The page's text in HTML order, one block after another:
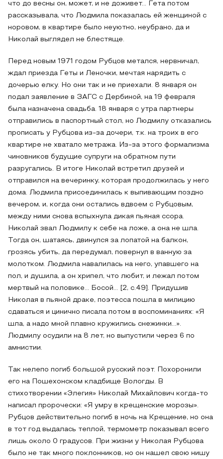
что до весны он, может, и не доживет… Гета потом
рассказывала, что Людмила показалась ей женщиной с
норовом, в квартире было неуютно, неубрано, да и
Николай выглядел не блестяще.
Перед новым 1971 годом Рубцов метался, нервничал,
ждал приезда Геты и Леночки, мечтая нарядить с
дочерью елку. Но они так и не приехали. 8 января он
подал заявление в ЗАГС с Дербиной, на 19 февраля
была назначена свадьба. 18 января с утра партнеры
отправились в паспортный стол, но Людмилу отказались
прописать у Рубцова из-за дочери, т.к. на троих в его
квартире не хватало метража. Из-за этого формализма
чиновников будущие супруги на обратном пути
разругались. В итоге Николай встретил друзей и
отправился на вечеринку, которая продолжилась у него
дома. Людмила присоединилась к выпивающим поздно
вечером, и, когда они остались вдвоем с Рубцовым,
между ними снова вспыхнула дикая пьяная ссора.
Николай звал Людмилу к себе на ложе, а она не шла.
Тогда он, шатаясь, двинулся за лопатой на балкон,
грозясь убить, да передумал, повернул в ванную за
молотком. Людмила навалилась на него, упавшего на
пол, и душила, а он хрипел, что любит, и лежал потом
мертвый на половике… Босой… [2, c.49]. Придушив
Николая в пьяной драке, поэтесса пошла в милицию
сдаваться и цинично писала потом в воспоминаниях: «Я
шла, а надо мной плавно кружились снежинки…».
Людмилу осудили на 8 лет, но выпустили через 6 по
амнистии.
Так нелепо погиб большой русский поэт. Похоронили
его на Пошехонском кладбище Вологды. В
стихотворении «Элегия» Николай Михайлович когда-то
написал пророчески: «Я умру в крещенские морозы».
Рубцов действительно погиб в ночь на Крещение, но она
в тот год выдалась теплой, термометр показывал всего
лишь около 0 градусов. При жизни у Николая Рубцова
было не так много поклонников, но он нашел свою нишу